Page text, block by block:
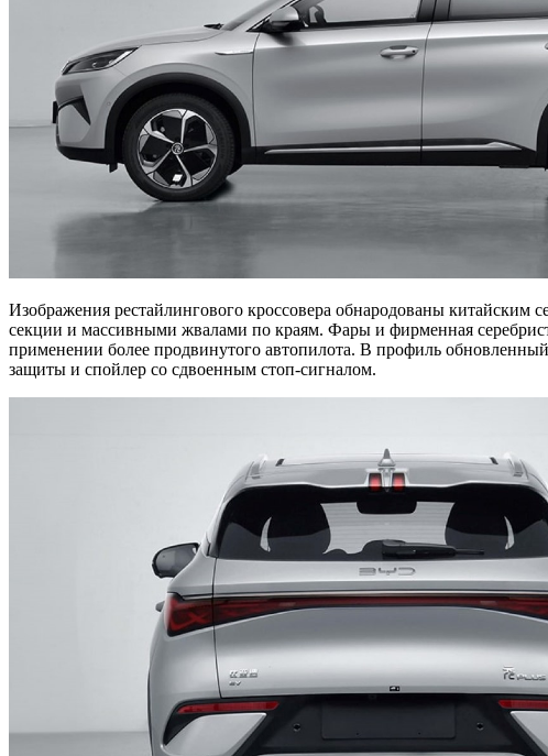
Изображения рестайлингового кроссовера обнародованы
секции и массивными жвалами по краям. Фары и фирменная
применении более продвинутого автопилота. В профиль
защиты и спойлер со сдвоенным стоп-сигналом.